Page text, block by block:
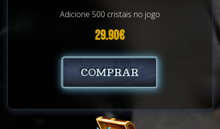
Adicione 500 cristais no jogo
29.90€
COMPRAR